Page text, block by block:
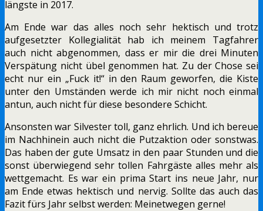
längste in 2017.
Am Ende war das alles noch sehr hektisch und trotz
aufgesetzter Kollegialität hab ich meinem Tagfahrer
auch nicht abgenommen, dass er mir die drei Minuten
Verspätung nicht übel genommen hat. Zu der Chose sei
echt nur ein „Fuck it!“ in den Raum geworfen, die Kiste
unter den Umständen werde ich mir nicht noch einmal
antun, auch nicht für diese besondere Schicht.
Ansonsten war Silvester toll, ganz ehrlich. Und ich bereue
im Nachhinein auch nicht die Putzaktion oder sonstwas.
Das haben der gute Umsatz in den paar Stunden und die
sonst überwiegend sehr tollen Fahrgäste alles mehr als
wettgemacht. Es war ein prima Start ins neue Jahr, nur
am Ende etwas hektisch und nervig. Sollte das auch das
Fazit fürs Jahr selbst werden: Meinetwegen gerne!